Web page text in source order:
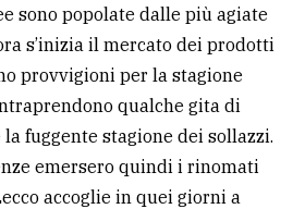
sono popolate dalle più agiate
s’inizia il mercato dei prodotti
provvigioni per la stagione
qualche gita di
fuggente stagione dei sollazzi.
emersero quindi i rinomati
accoglie in quei giorni a